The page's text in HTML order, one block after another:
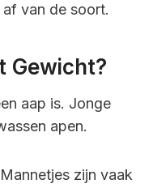
van de soort.
Gewicht?
aap is. Jonge
apen.
zijn vaak